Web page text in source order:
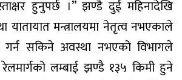
हुनुपर्छ ।” झण्डै दुई महिनादेखि
यातायात मन्त्रालयमा नेतृत्व नभएकाले
सकिने अवस्था नभएको विभागले
लम्बाई झण्डै १३५ किमी हुने